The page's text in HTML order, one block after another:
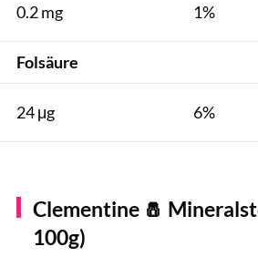
0.2 mg 1%
Folsäure
24 μg 6%
Clementine 🧂
100g)